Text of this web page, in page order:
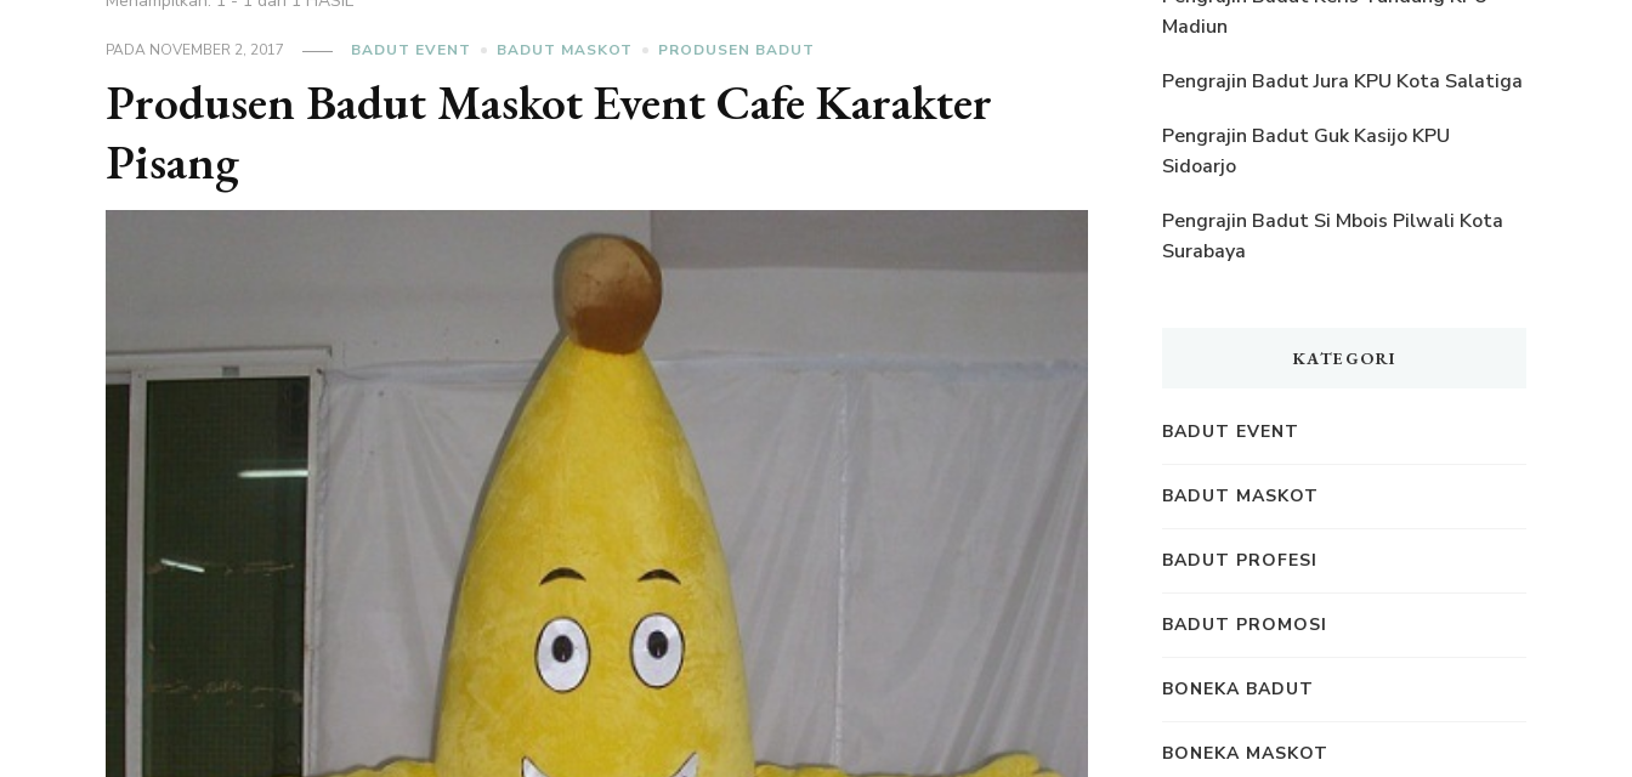
PADA NOVEMBER 2, 2017 BADUT EVENT BADUT MASKOT PRODUSEN BADUT
Produsen Badut Maskot Event Cafe Karakter
Pisang
Madiun
Pengrajin Badut Jura KPU Kota Salatiga
Pengrajin Badut Guk Kasijo KPU
Sidoarjo
Pengrajin Badut Si Mbois Pilwali Kota
Surabaya
KATEGORI
BADUT EVENT
BADUT MASKOT
BADUT PROFESI
BADUT PROMOSI
BONEKA BADUT
BONEKA MASKOT